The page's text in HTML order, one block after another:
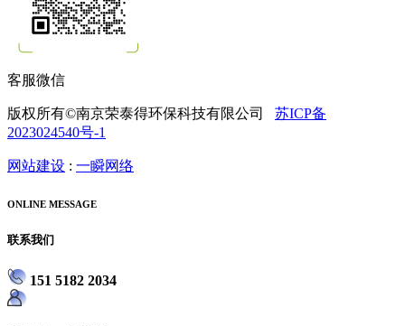
客服微信
版权所有©南京荣泰得环保科技有限公司 苏ICP备
2023024540号-1
网站建设 : 一瞬网络
ONLINE MESSAGE
联系我们
151 5182 2034